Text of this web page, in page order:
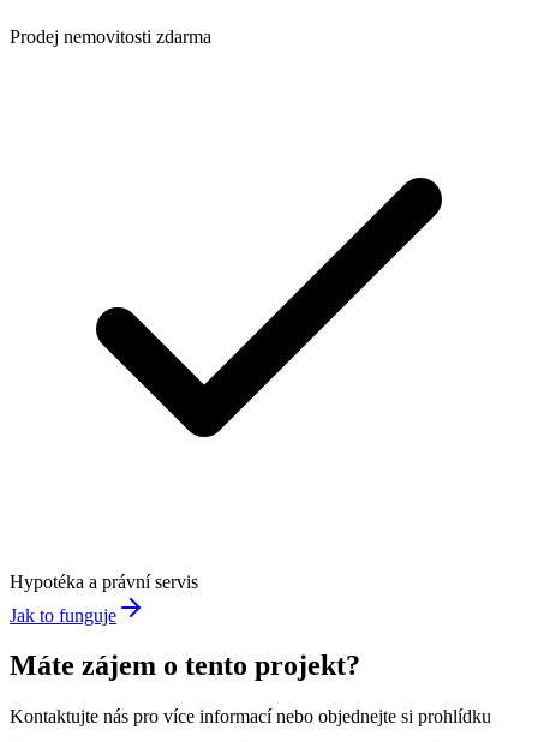
Prodej nemovitosti zdarma
Hypotéka a právní servis
Jak to funguje
Máte zájem o tento projekt?
Kontaktujte nás pro více informací nebo objednejte si prohlídku